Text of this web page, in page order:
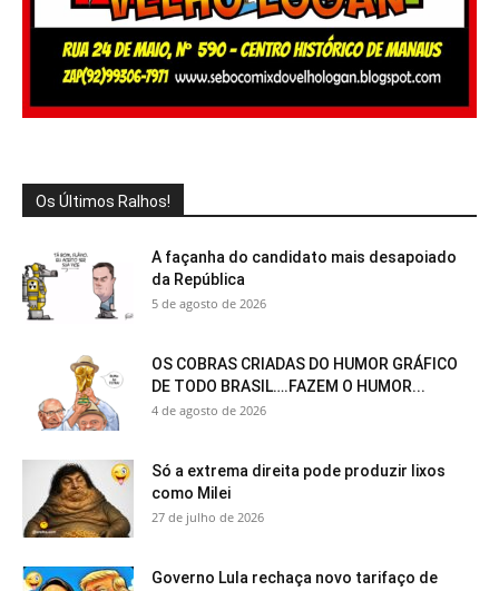
Os Últimos Ralhos!
A façanha do candidato mais desapoiado
da República
5 de agosto de 2026
OS COBRAS CRIADAS DO HUMOR GRÁFICO
DE TODO BRASIL….FAZEM O HUMOR...
4 de agosto de 2026
Só a extrema direita pode produzir lixos
como Milei
27 de julho de 2026
Governo Lula rechaça novo tarifaço de